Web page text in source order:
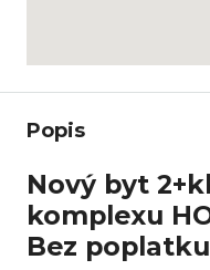
Popis
Nový byt
komplexu
Bez